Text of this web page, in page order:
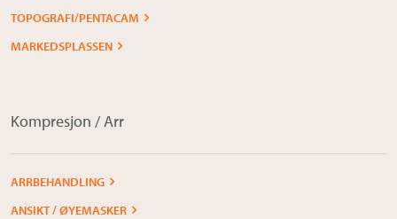
TOPOGRAFI/PENTACAM
MARKEDSPLASSEN
Kompresjon / Arr
ARRBEHANDLING
ANSIKT / ØYEMASKER